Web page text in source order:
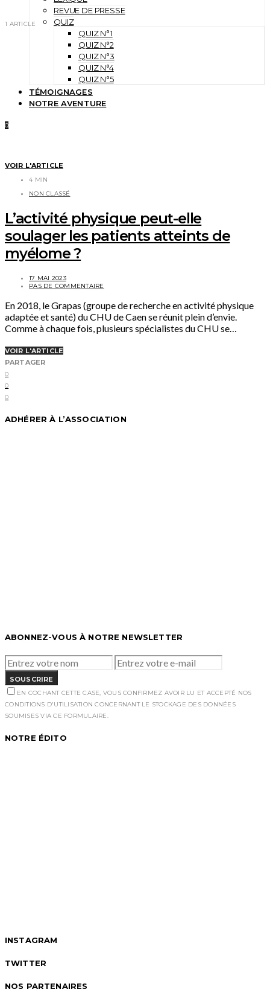
REVUE DE PRESSE
QUIZ
QUIZ N°1
QUIZ N°2
QUIZ N°3
QUIZ N°4
QUIZ N°5
TÉMOIGNAGES
NOTRE AVENTURE
0
1 ARTICLE
VOIR L'ARTICLE
4 MIN
NON CLASSÉ
L’activité physique peut-elle
soulager les patients atteints de
myélome ?
17 MAI 2023
PAS DE COMMENTAIRE
En 2018, le Grapas (groupe de recherche en activité physique
adaptée et santé) du CHU de Caen se réunit plein d’envie.
Comme à chaque fois, plusieurs spécialistes du CHU se…
VOIR L'ARTICLE
PARTAGER
0
0
0
ADHÉRER À L’ASSOCIATION
ABONNEZ-VOUS À NOTRE NEWSLETTER
SOUSCRIRE
EN COCHANT CETTE CASE, VOUS CONFIRMEZ AVOIR LU ET ACCEPTÉ NOS
CONDITIONS D'UTILISATION CONCERNANT LE STOCKAGE DES DONNÉES
SOUMISES VIA CE FORMULAIRE.
NOTRE ÉDITO
INSTAGRAM
TWITTER
NOS PARTENAIRES